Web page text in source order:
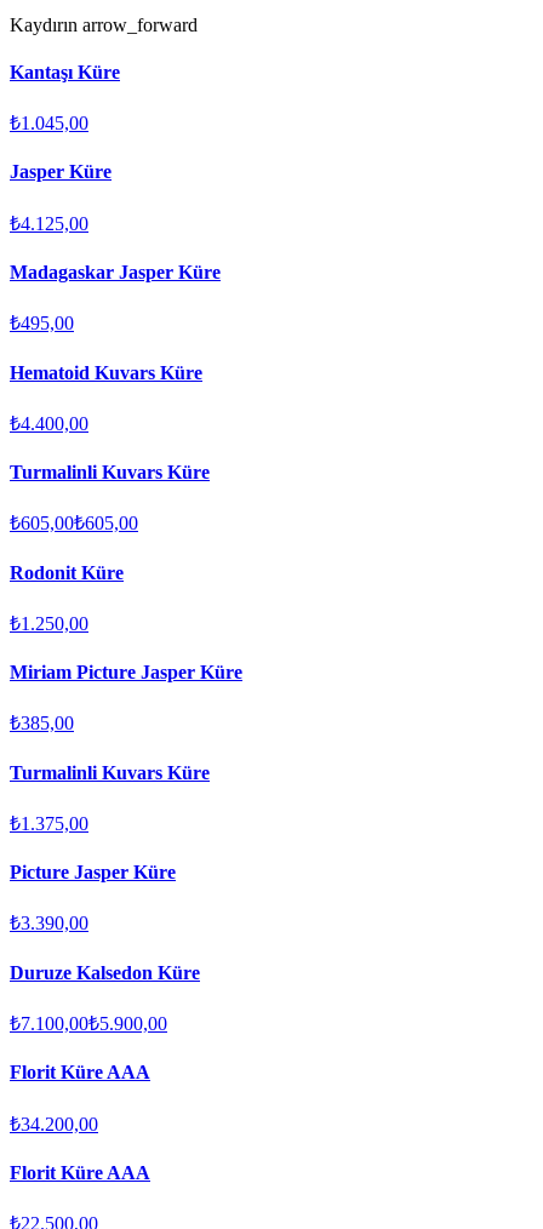
Kaydırın arrow_forward
Kantaşı Küre
₺1.045,00
Jasper Küre
₺4.125,00
Madagaskar Jasper Küre
₺495,00
Hematoid Kuvars Küre
₺4.400,00
Turmalinli Kuvars Küre
₺605,00₺605,00
Rodonit Küre
₺1.250,00
Miriam Picture Jasper Küre
₺385,00
Turmalinli Kuvars Küre
₺1.375,00
Picture Jasper Küre
₺3.390,00
Duruze Kalsedon Küre
₺7.100,00₺5.900,00
Florit Küre AAA
₺34.200,00
Florit Küre AAA
₺22.500,00